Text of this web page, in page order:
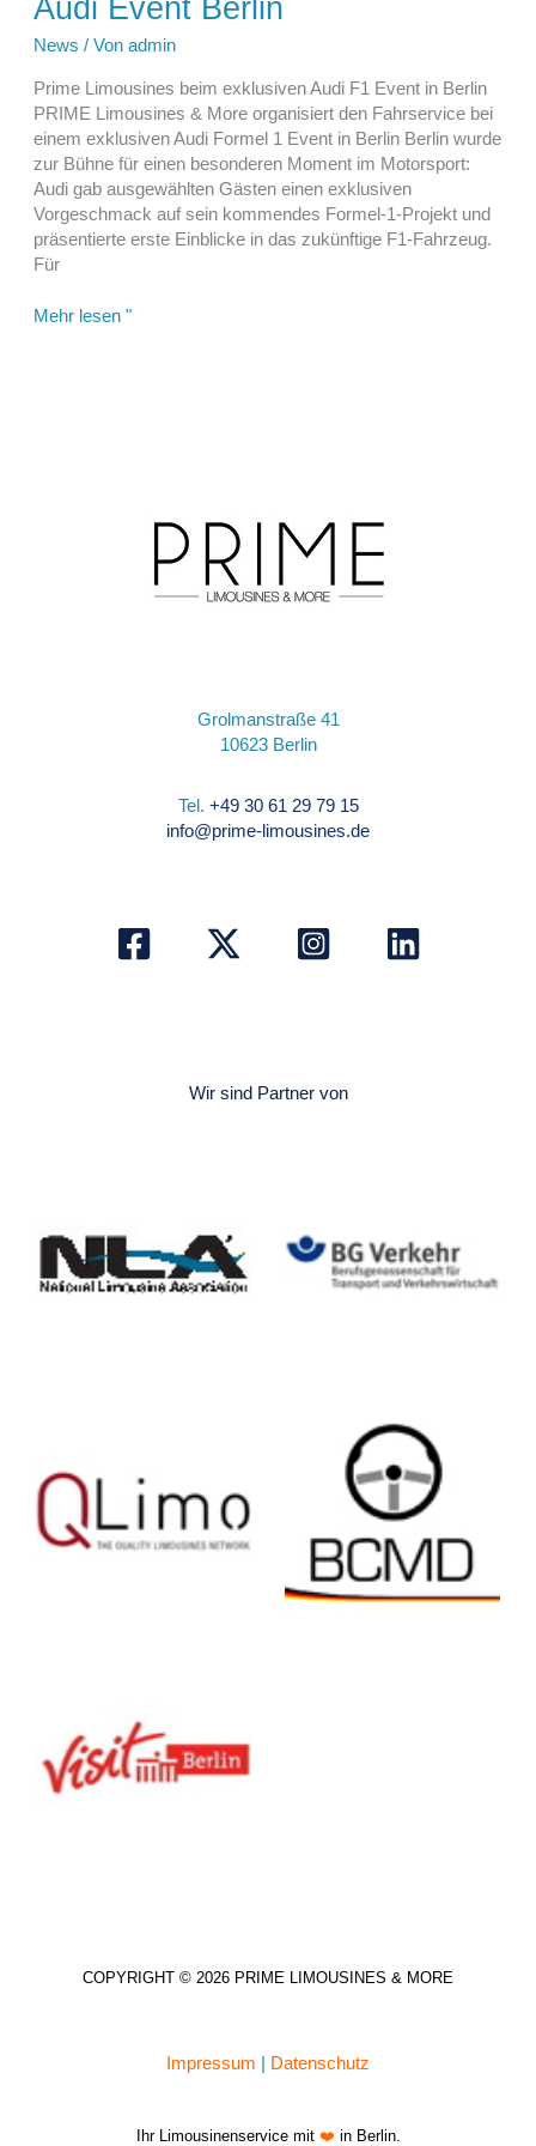
Audi Event Berlin
News / Von admin
Prime Limousines beim exklusiven Audi F1 Event in Berlin
PRIME Limousines & More organisiert den Fahrservice bei
einem exklusiven Audi Formel 1 Event in Berlin Berlin wurde
zur Bühne für einen besonderen Moment im Motorsport:
Audi gab ausgewählten Gästen einen exklusiven
Vorgeschmack auf sein kommendes Formel-1-Projekt und
präsentierte erste Einblicke in das zukünftige F1-Fahrzeug.
Für
Audi
Mehr lesen "
Grolmanstraße 41
10623 Berlin
Tel. +49 30 61 29 79 15
info@prime-limousines.de
Wir sind Partner von
COPYRIGHT © 2026 PRIME LIMOUSINES & MORE
Impressum Datenschutz
Ihr Limousinenservice mit❤️ in Berlin.